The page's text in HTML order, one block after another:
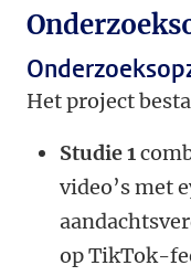
Het project
Studie 1
video’s met
op TikTok-